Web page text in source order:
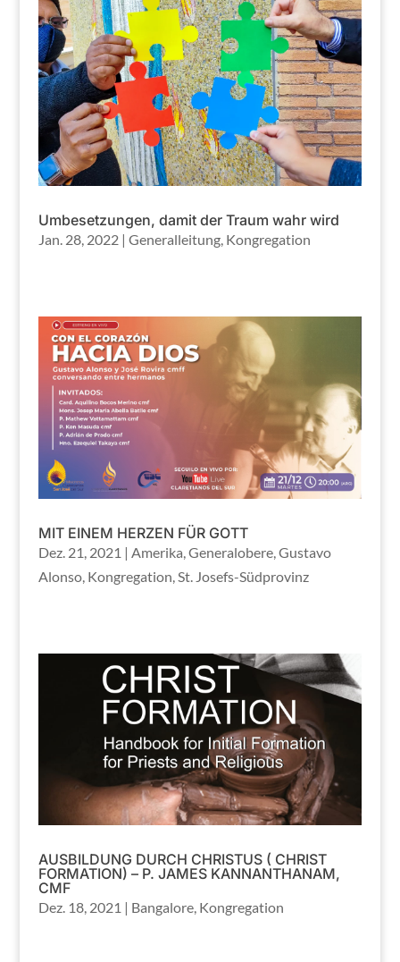
Umbesetzungen, damit der Traum wahr wird
Jan. 28, 2022| Generalleitung, Kongregation
MIT EINEM HERZEN FÜR GOTT
Dez. 21, 2021 | Amerika,Generalobere,Gustavo
Alonso, Kongregation,St. Josefs-Südprovinz
AUSBILDUNG DURCH CHRISTUS ( CHRIST
FORMATION) – P. JAMES KANNANTHANAM,
CMF
Dez. 18, 2021 | Bangalore, Kongregation